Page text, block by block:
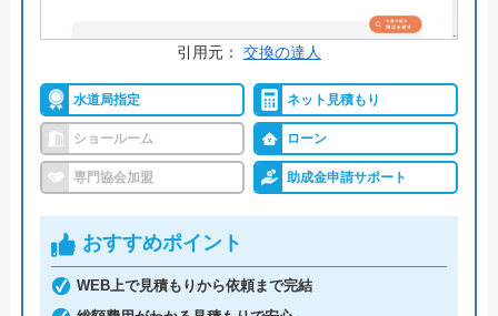
受付時間： 8:00〜18:00
オカザキリフォームラボ の基本情報
運営会社 株式会社岡崎建材
創業・設立 1930年3月創業
引用元： 交換の達人
水道局指定 ネット見積もり
ショールーム ローン
専門協会加盟 助成金申請サポート
おすすめポイント
WEB上で見積もりから依頼まで完結